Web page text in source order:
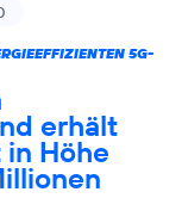
5G-
erhält
Höhe